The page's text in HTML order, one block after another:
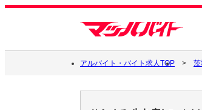
アルバイト・バイト求人TOP